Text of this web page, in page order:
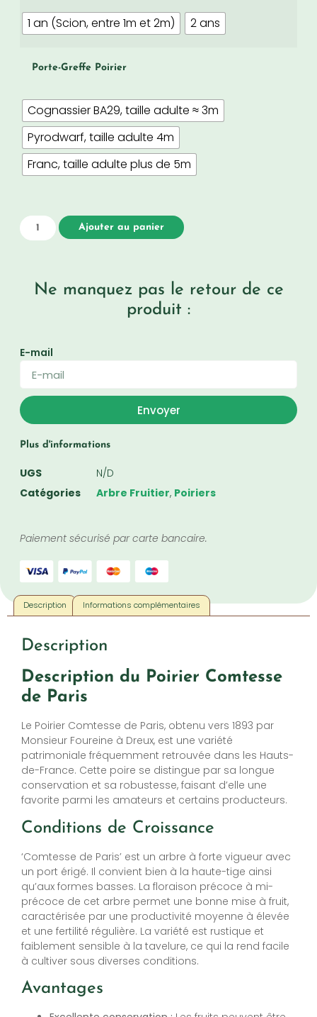
1 an (Scion, entre 1m et 2m) 2 ans
Porte-Greffe Poirier
Cognassier BA29, taille adulte ≈ 3m
Pyrodwarf, taille adulte 4m
Franc, taille adulte plus de 5m
Ajouter au panier
Ne manquez pas le retour de ce
produit :
E-mail
Envoyer
Plus d'informations
UGS
N/D
Catégories
Arbre Fruitier, Poiriers
Paiement sécurisé par carte bancaire.
Description Informations complémentaires
Description
Description du Poirier Comtesse
de Paris
Le Poirier Comtesse de Paris, obtenu vers 1893 par
Monsieur Foureine à Dreux, est une variété
patrimoniale fréquemment retrouvée dans les Hauts-
de-France. Cette poire se distingue par sa longue
conservation et sa robustesse, faisant d’elle une
favorite parmi les amateurs et certains producteurs.
Conditions de Croissance
‘Comtesse de Paris’ est un arbre à forte vigueur avec
un port érigé. Il convient bien à la haute-tige ainsi
qu’aux formes basses. La floraison précoce à mi-
précoce de cet arbre permet une bonne mise à fruit,
caractérisée par une productivité moyenne à élevée
et une fertilité régulière. La variété est rustique et
faiblement sensible à la tavelure, ce qui la rend facile
à cultiver sous diverses conditions.
Avantages